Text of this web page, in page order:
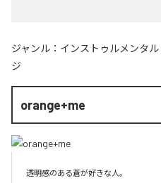
ジャンル： インストゥルメンタル
ジ
orange+me
透明感のある蒼が好きな人。